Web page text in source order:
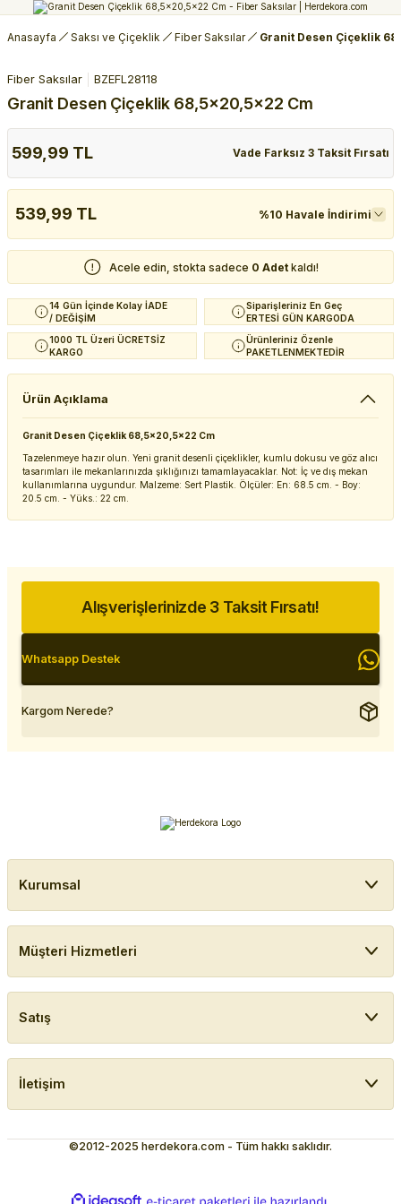
Anasayfa Saksı ve Çiçeklik Fiber Saksılar Granit Desen Çiçeklik
Fiber Saksılar BZEFL28118
Granit Desen Çiçeklik 68,5x20,5x22 Cm
599,99 TL Vade Farksız 3 Taksit Fırsatı
539,99 TL %10 Havale İndirimi
Acele edin, stokta sadece 0 Adet kaldı!
14 Gün İçinde Kolay İADE
/ DEĞİŞİM
Siparişleriniz En Geç
ERTESİ GÜN KARGODA
1000 TL Üzeri ÜCRETSİZ
KARGO
Ürünleriniz Özenle
PAKETLENMEKTEDİR
Ürün Açıklama
Granit Desen Çiçeklik 68,5x20,5x22 Cm
Tazelenmeye hazır olun. Yeni granit desenli çiçeklikler, kumlu dokusu ve göz alıcı
tasarımları ile mekanlarınızda şıklığınızı tamamlayacaklar. Not: İç ve dış mekan
kullanımlarına uygundur. Malzeme: Sert Plastik. Ölçüler: En: 68.5 cm. - Boy:
20.5 cm. - Yüks.: 22 cm.
Alışverişlerinizde 3 Taksit Fırsatı!
Whatsapp Destek
Kargom Nerede?
Kurumsal
Müşteri Hizmetleri
Satış
İletişim
©2012-2025 herdekora.com - Tüm hakkı saklıdır.
ideasoft e-